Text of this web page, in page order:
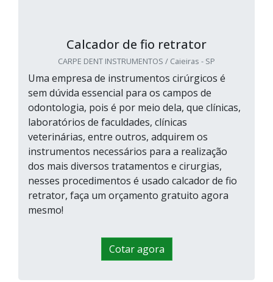
Calcador de fio retrator
CARPE DENT INSTRUMENTOS / Caieiras - SP
Uma empresa de instrumentos cirúrgicos é
sem dúvida essencial para os campos de
odontologia, pois é por meio dela, que clínicas,
laboratórios de faculdades, clínicas
veterinárias, entre outros, adquirem os
instrumentos necessários para a realização
dos mais diversos tratamentos e cirurgias,
nesses procedimentos é usado calcador de fio
retrator, faça um orçamento gratuito agora
mesmo!
Cotar agora